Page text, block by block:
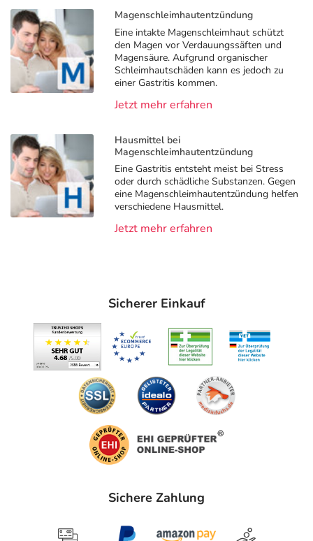
Magenschleimhautentzündung
Eine intakte Magenschleimhaut schützt
den Magen vor Verdauungssäften und
Magensäure. Aufgrund organischer
Schleimhautschäden kann es jedoch zu
einer Gastritis kommen.
Jetzt mehr erfahren
Hausmittel bei
Magenschleimhautentzündung
Eine Gastritis entsteht meist bei Stress
oder durch schädliche Substanzen. Gegen
eine Magenschleimhautentzündung helfen
verschiedene Hausmittel.
Jetzt mehr erfahren
Sicherer Einkauf
Sichere Zahlung